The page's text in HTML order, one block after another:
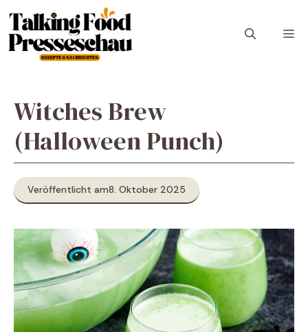
Inhalt
springen
Witches Brew
(Halloween Punch)
Veröffentlicht am8. Oktober 2025